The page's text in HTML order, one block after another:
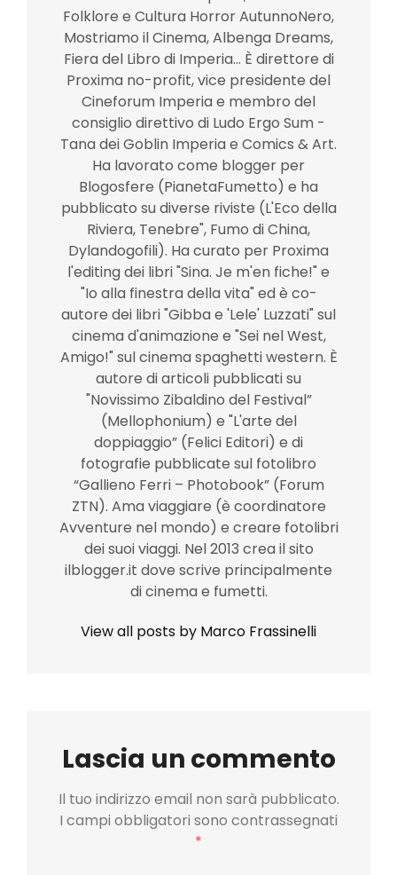
Folklore e Cultura Horror AutunnoNero,
Mostriamo il Cinema, Albenga Dreams,
Fiera del Libro di Imperia... È direttore di
Proxima no-profit, vice presidente del
Cineforum Imperia e membro del
consiglio direttivo di Ludo Ergo Sum -
Tana dei Goblin Imperia e Comics & Art.
Ha lavorato come blogger per
Blogosfere (PianetaFumetto) e ha
pubblicato su diverse riviste (L'Eco della
Riviera, Tenebre", Fumo di China,
Dylandogofili). Ha curato per Proxima
l'editing dei libri "Sina. Je m'en fiche!" e
"Io alla finestra della vita" ed è co-
autore dei libri "Gibba e 'Lele' Luzzati" sul
cinema d'animazione e "Sei nel West,
Amigo!" sul cinema spaghetti western. È
autore di articoli pubblicati su
"Novissimo Zibaldino del Festival”
(Mellophonium) e "L'arte del
doppiaggio” (Felici Editori) e di
fotografie pubblicate sul fotolibro
“Gallieno Ferri – Photobook” (Forum
ZTN). Ama viaggiare (è coordinatore
Avventure nel mondo) e creare fotolibri
dei suoi viaggi. Nel 2013 crea il sito
ilblogger.it dove scrive principalmente
di cinema e fumetti.
View all posts by Marco Frassinelli
Lascia un commento
Il tuo indirizzo email non sarà pubblicato.
I campi obbligatori sono contrassegnati
*